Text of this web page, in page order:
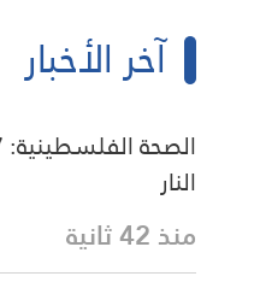
آخر الأخبار
النار
منذ 42 ثانية